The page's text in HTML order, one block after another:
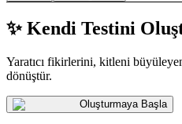
✨ Kendi Testini
Yaratıcı fikirlerini, kitleni
dönüştür.
Oluşturmaya Başla